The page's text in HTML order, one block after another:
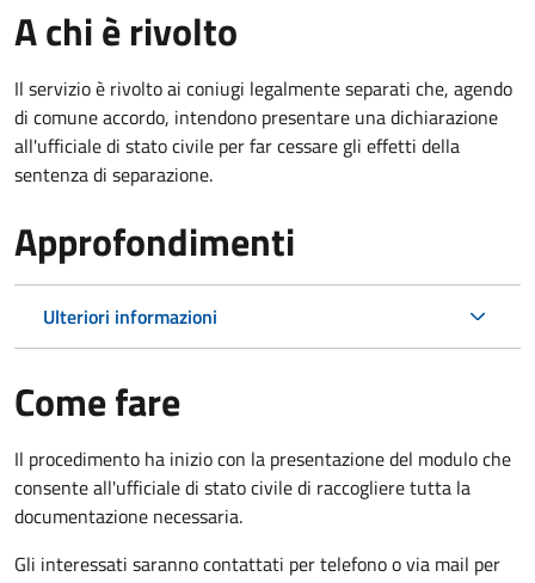
A chi è rivolto
Il servizio è rivolto ai coniugi legalmente separati che, agendo
di comune accordo, intendono presentare una dichiarazione
all'ufficiale di stato civile per far cessare gli effetti della
sentenza di separazione.
Approfondimenti
Ulteriori informazioni
Come fare
Il procedimento ha inizio con la presentazione del modulo che
consente all'ufficiale di stato civile di raccogliere tutta la
documentazione necessaria.
Gli interessati saranno contattati per telefono o via mail per